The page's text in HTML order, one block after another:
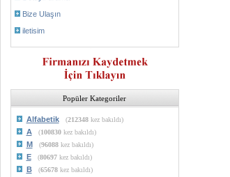
Bize Ulaşın
iletisim
Popüler Kategoriler
Alfabetik (212348kez bakıldı)
A (100830kez bakıldı)
M (96088kez bakıldı)
E (80697kez bakıldı)
B (65678kez bakıldı)